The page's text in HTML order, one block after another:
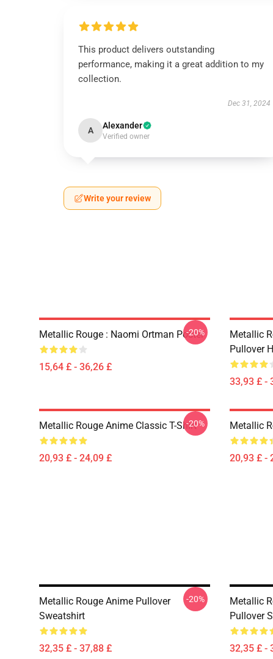
This product delivers outstanding
performance, making it a great addition to my
collection.
Dec 31, 2024
A Alexander
Verified owner
Write your review
Metallic Rouge : Naomi Ortman Poster
15,64 £ - 36,26 £
-20%
Metallic
Pullover
33,93 £ -
Metallic Rouge Anime Classic T-Shirt
20,93 £ - 24,09 £
-20% Metallic
20,93 £ -
Metallic Rouge Anime Pullover
Sweatshirt
32,35 £ - 37,88 £
-20%
Metallic
Pullover
32,35 £ -